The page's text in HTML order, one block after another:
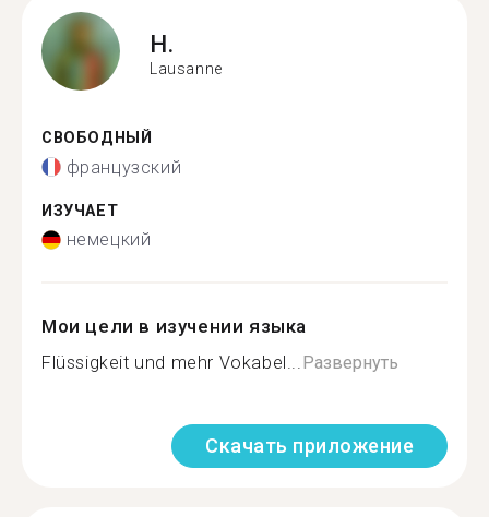
H.
Lausanne
СВОБОДНЫЙ
французский
ИЗУЧАЕТ
немецкий
Мои цели в изучении языка
Flüssigkeit und mehr Vokabel...Развернуть
Скачать приложение